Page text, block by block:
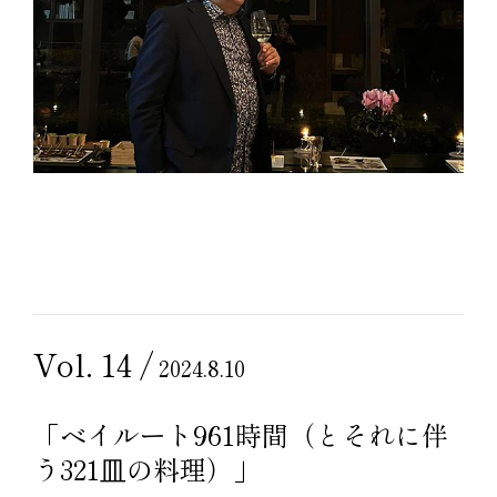
Vol. 14 /2024.8.10
「ベイルート961時間（とそれに伴
う321⽫の料理）」